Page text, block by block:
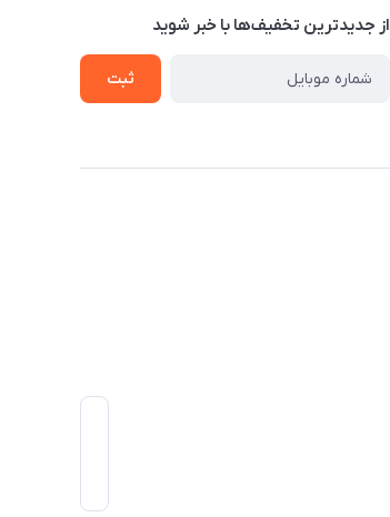
از جدید‌ترین تخفیف‌ها با‌ خبر شوید
ثبت